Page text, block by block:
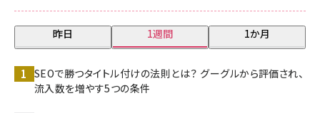
昨日 1週間 1か月
SEOで勝つタイトル付けの法則とは？ グーグルから評価され、
流入数を増やす5つの条件